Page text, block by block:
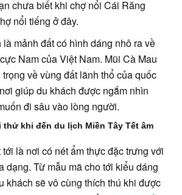
chưa biết khi chợ nổi Cái Răng
nổi tiếng ở đây.
là mảnh đất có hình dáng nhô ra về
Nam của Việt Nam. Mũi Cà Mau
về vùng đất lãnh thổ của quốc
giúp du khách được ngắm nhìn
đi sâu vào lòng người.
thử khi đến du lịch Miền Tây Tết âm
là nơi có nét ẩm thực đặc trưng với
dạng. Từ mẫu mã cho tới kiểu dáng
khách sẽ vô cùng thích thú khi được